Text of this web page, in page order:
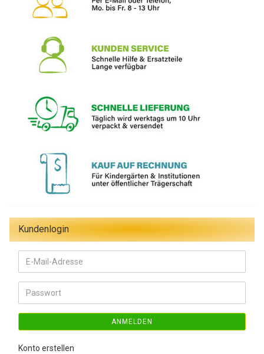
Kundenlogin
E-
Mail-
Adresse
Passwort
ANMELDEN
Konto erstellen